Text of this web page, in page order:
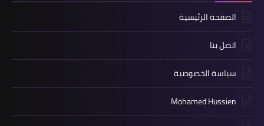
الصفحة الرئيسية
اتصل بنا
سياسة الخصوصية
Mohamed Hussien